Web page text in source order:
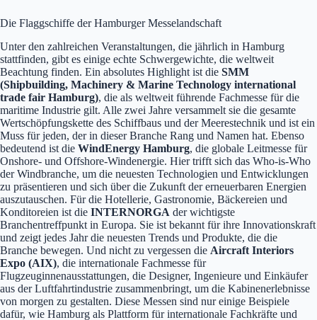
Die Flaggschiffe der Hamburger Messelandschaft
Unter den zahlreichen Veranstaltungen, die jährlich in Hamburg
stattfinden, gibt es einige echte Schwergewichte, die weltweit
Beachtung finden. Ein absolutes Highlight ist die SMM
(Shipbuilding, Machinery & Marine Technology international
trade fair Hamburg), die als weltweit führende Fachmesse für die
maritime Industrie gilt. Alle zwei Jahre versammelt sie die gesamte
Wertschöpfungskette des Schiffbaus und der Meerestechnik und ist ein
Muss für jeden, der in dieser Branche Rang und Namen hat. Ebenso
bedeutend ist die WindEnergy Hamburg, die globale Leitmesse für
Onshore- und Offshore-Windenergie. Hier trifft sich das Who-is-Who
der Windbranche, um die neuesten Technologien und Entwicklungen
zu präsentieren und sich über die Zukunft der erneuerbaren Energien
auszutauschen. Für die Hotellerie, Gastronomie, Bäckereien und
Konditoreien ist die INTERNORGA der wichtigste
Branchentreffpunkt in Europa. Sie ist bekannt für ihre Innovationskraft
und zeigt jedes Jahr die neuesten Trends und Produkte, die die
Branche bewegen. Und nicht zu vergessen die Aircraft Interiors
Expo (AIX), die internationale Fachmesse für
Flugzeuginnenausstattungen, die Designer, Ingenieure und Einkäufer
aus der Luftfahrtindustrie zusammenbringt, um die Kabinenerlebnisse
von morgen zu gestalten. Diese Messen sind nur einige Beispiele
dafür, wie Hamburg als Plattform für internationale Fachkräfte und